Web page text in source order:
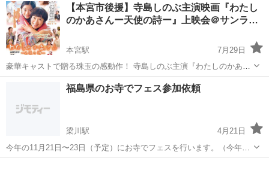
【本宮市後援】寺島しのぶ主演映画『わたし
のかあさんー天使の詩ー』上映会＠サンラ…
本宮駅
7月29日
豪華キャストで贈る珠玉の感動作！ 寺島しのぶ主演『わたしのかあさ
んー天使の詩―』 【あらすじ】 障がい者特別支援施設の園長である山
川高子（常盤貴子）はある日、親友から母親・清子（寺島しのぶ）の
ことを本にしないかと声...
本宮市 本宮駅 コンサート/ショー 障がい者
福島県のお寺でフェス参加依頼
梁川駅
4月21日
今年の11月21日〜23日（予定）にお寺でフェスを行います。（今年4
回目） 場所等詳しい詳細等は直接ご連絡下さい。 お寺でフェスを行い